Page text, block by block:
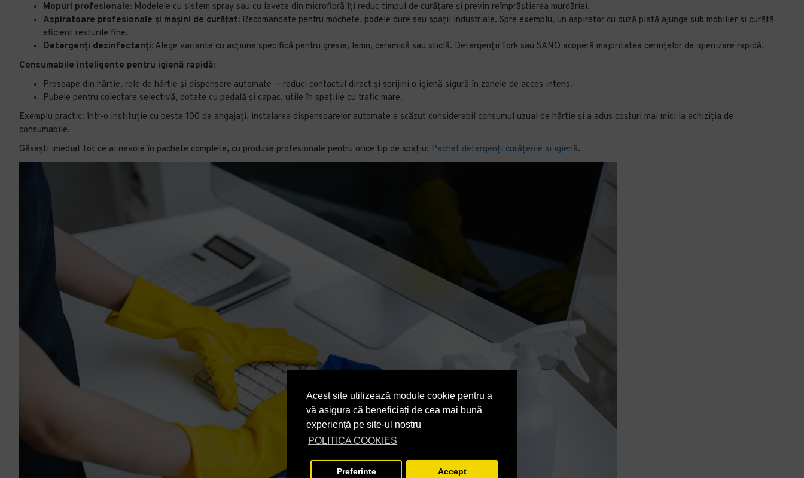
Acest site utilizează module cookie pentru a
vă asigura că beneficiați de cea mai bună
experiență pe site-ul nostru
POLITICA COOKIES
Preferinte Accept
Mopuri profesionale: Modelele cu sistem spray sau cu lavete din microfibră îți reduc timpul de curățare și previn reîmprăștierea murdăriei.
Aspiratoare profesionale și mașini de curățat: Recomandate pentru mochete, podele dure sau spații industriale. Spre exemplu, un aspirator cu duză plată ajunge sub mobilier și curăță
eficient resturile fine.
Detergenți dezinfectanți: Alege variante cu acțiune specifică pentru gresie, lemn, ceramică sau sticlă. Detergenții Tork sau SANO acoperă majoritatea cerințelor de igienizare rapidă.
Consumabile inteligente pentru igienă rapidă:
Prosoape din hârtie, role de hârtie și dispensere automate — reduci contactul direct și sprijini o igienă sigură în zonele de acces intens.
Pubele pentru colectare selectivă, dotate cu pedală și capac, utile în spațiile cu trafic mare.
Exemplu practic: într-o instituție cu peste 100 de angajați, instalarea dispensoarelor automate a scăzut considerabil consumul uzual de hârtie și a adus costuri mai mici la achiziția de
consumabile.
Găsești imediat tot ce ai nevoie în pachete complete, cu produse profesionale pentru orice tip de spațiu: Pachet detergenți curățenie și igienă.